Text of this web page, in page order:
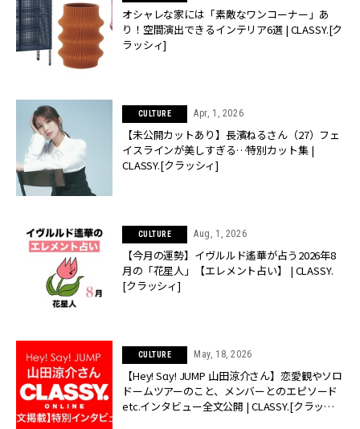
オシャレな家には「素敵なワンコーナー」あ
り！空間演出できるインテリア6選 | CLASSY.[ク
ラッシィ]
CULTURE Apr, 1, 2026
【未公開カットあり】長濱ねるさん（27）フェ
イスラインが美しすぎる…特別カット集 |
CLASSY.[クラッシィ]
CULTURE Aug, 1, 2026
【今月の運勢】イヴルルド遙華が占う2026年8
月の「花星人」【エレメント占い】 | CLASSY.
[クラッシィ]
CULTURE May, 18, 2026
【Hey! Sɑy! JUMP 山田涼介さん】恋愛観やソロ
ドームツアーのこと、メンバーとのエピソード
etc.インタビュー全文公開 | CLASSY.[クラッシ